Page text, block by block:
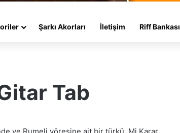
Şarkı Akorları İletişim Riff Bankası
Tab